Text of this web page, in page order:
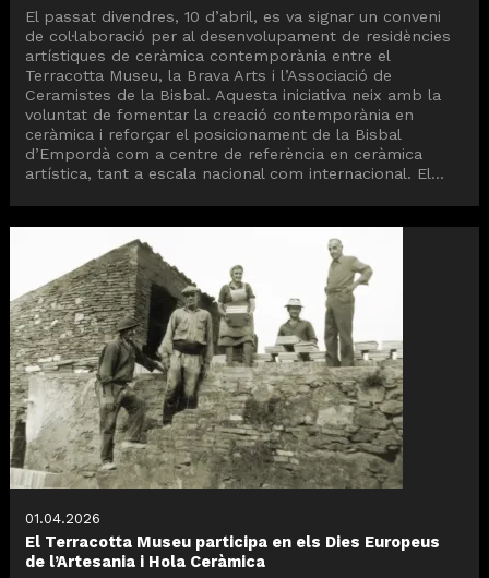
El passat divendres, 10 d’abril, es va signar un conveni
de col·laboració per al desenvolupament de residències
artístiques de ceràmica contemporània entre el
Terracotta Museu, la Brava Arts i l’Associació de
Ceramistes de la Bisbal. Aquesta iniciativa neix amb la
voluntat de fomentar la creació contemporània en
ceràmica i reforçar el posicionament de la Bisbal
d’Empordà com a centre de referència en ceràmica
artística, tant a escala nacional com internacional. El...
01.04.2026
El Terracotta Museu participa en els Dies Europeus
de l’Artesania i Hola Ceràmica